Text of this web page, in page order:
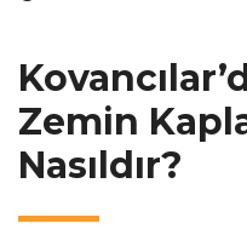
Zemin
Nasıldır?